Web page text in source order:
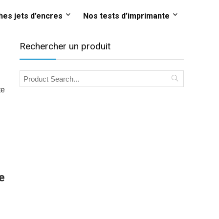
jets d’encres Nos tests d’imprimante
Rechercher un produit